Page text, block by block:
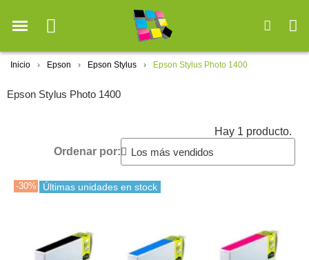
Inicio Epson Epson Stylus Epson Stylus Photo 1400
Epson Stylus Photo 1400
Hay 1 producto.
Ordenar por:
-30% Últimas unidades en stock